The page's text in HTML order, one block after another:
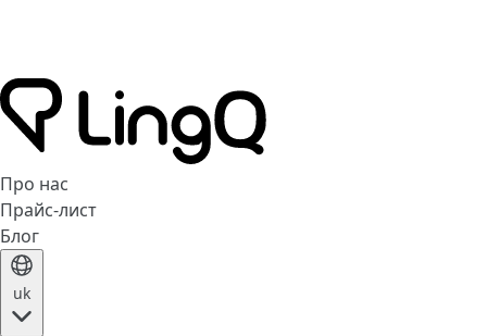
Про нас
Прайс-лист
Блог
uk